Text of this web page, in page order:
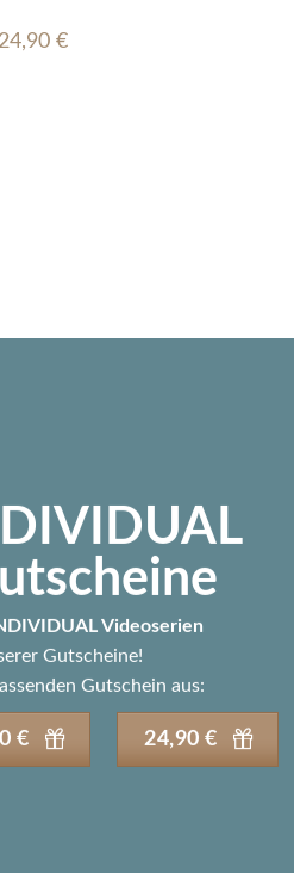
24,90 €
Videoserien
Gutscheine!
Gutschein aus:
€ 24,90 €